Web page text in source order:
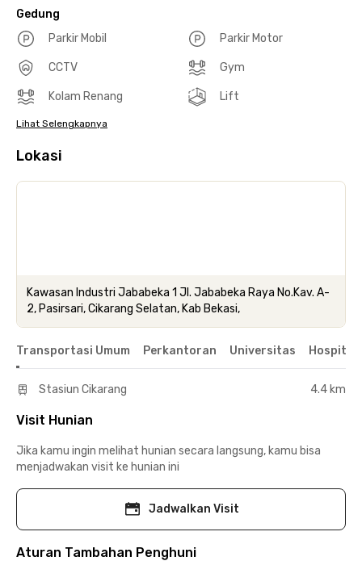
Gedung
Parkir Mobil
Parkir Motor
CCTV Gym
Kolam Renang Lift
Lihat Selengkapnya
Lokasi
Kawasan Industri Jababeka 1 Jl. Jababeka Raya No.Kav. A-
2, Pasirsari, Cikarang Selatan, Kab Bekasi,
Transportasi Umum Perkantoran Universitas Hospital
Stasiun Cikarang 4.4 km
Visit Hunian
Jika kamu ingin melihat hunian secara langsung, kamu bisa
menjadwakan visit ke hunian ini
Jadwalkan Visit
Aturan Tambahan Penghuni